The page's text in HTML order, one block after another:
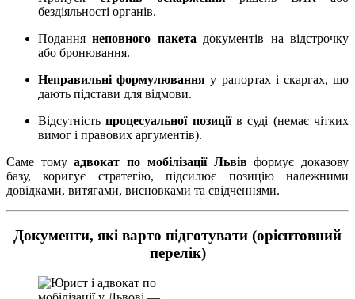
бездіяльності органів.
Поданнянеповного пакета документів на відстрочку
або бронювання.
Неправильні формулювання у рапортах і скаргах, що
дають підстави для відмови.
Відсутністьпроцесуальної позиціїв суді (немає чітких
вимог і правових аргументів).
Саме томуадвокат по мобілізації Львівформує доказову
базу, коригує стратегію, підсилює позицію належними
довідками, витягами, висновками та свідченнями.
Документи, які варто підготувати (орієнтовний
перелік)